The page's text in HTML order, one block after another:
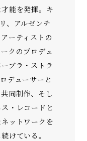
能を発揮。キ
、アルゼンチ
ーティストの
クのプロデュ
ブラ・ストラ
デューサーと
同制作、そし
・レコードと
ットワークを
けている。